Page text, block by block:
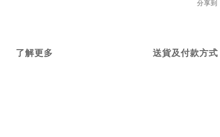
分享到
了解更多 送貨及付款方式